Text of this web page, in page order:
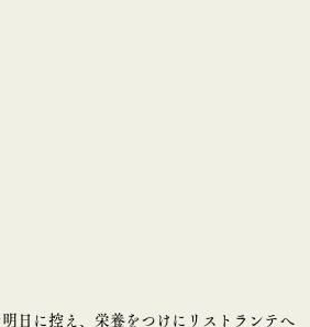
日に控え、栄養をつけにリストランテへ